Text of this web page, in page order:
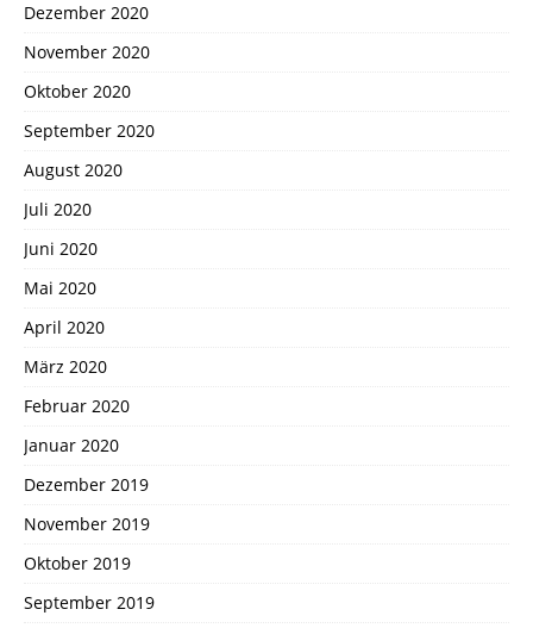
Dezember 2020
November 2020
Oktober 2020
September 2020
August 2020
Juli 2020
Juni 2020
Mai 2020
April 2020
März 2020
Februar 2020
Januar 2020
Dezember 2019
November 2019
Oktober 2019
September 2019